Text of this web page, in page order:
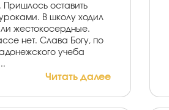
оставить
В школу ходил
жестокосердные.
нет. Слава Богу, по
учеба
Читать далее